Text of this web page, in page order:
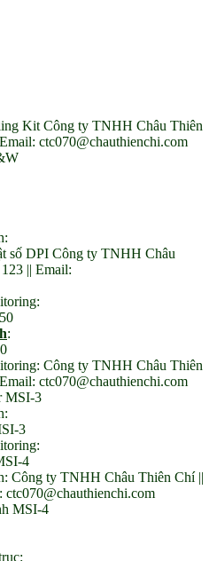
Kit Công ty TNHH Châu Thiên
ctc070@chauthienchi.com
số DPI Công ty TNHH Châu
|| Email:
:
Công ty TNHH Châu Thiên
ctc070@chauthienchi.com
MSI-3
3
4
Công ty TNHH Châu Thiên Chí ||
MSI-4